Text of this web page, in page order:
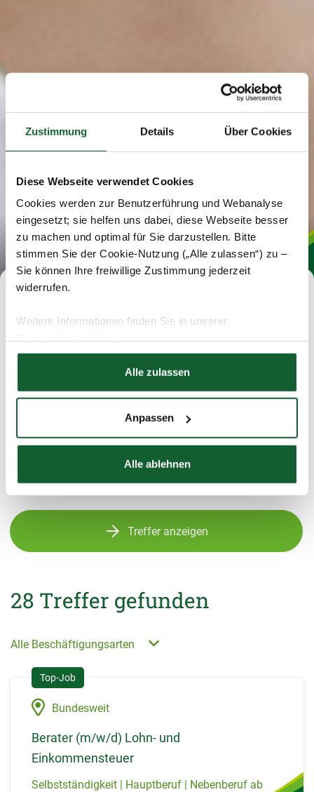
Zustimmung Details Über Cookies
Diese Webseite verwendet Cookies
Cookies werden zur Benutzerführung und Webanalyse
eingesetzt; sie helfen uns dabei, diese Webseite besser
zu machen und optimal für Sie darzustellen. Bitte
stimmen Sie der Cookie-Nutzung („Alle zulassen“) zu –
Sie können Ihre freiwillige Zustimmung jederzeit
widerrufen.
Weitere Informationen finden Sie in unserer
Hier finden Sie unserImpressum
Alle zulassen
Anpassen
Alle ablehnen
Jobs im Steuerring
Gründung einer eigenen Beratungsstelle sowie
Mitarbeiter für unsere Zentrale und für bestehende
Treffer anzeigen
28 Treffer gefunden
Alle Beschäftigungsarten
Bundesweit
Berater (m/w/d) Lohn- und
Einkommensteuer
Selbstständigkeit | Hauptberuf | Nebenberuf ab